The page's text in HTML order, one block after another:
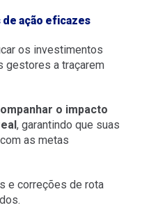
de ação eficazes
os investimentos
gestores a traçarem
o impacto
, garantindo que suas
as metas
e correções de rota